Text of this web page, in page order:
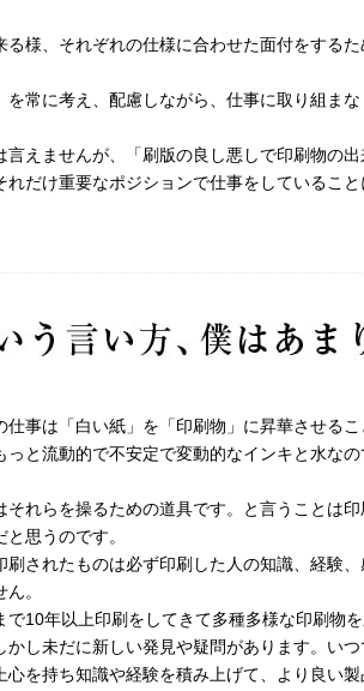
様、それぞれの仕様に合わせた面付をするた
常に考え、配慮しながら、仕事に取り組まな
えませんが、「刷版の良し悪しで印刷物の出
だけ重要なポジションで仕事をしていること
仕事は「白い紙」を「印刷物」に昇華させる
っと流動的で不安定で変動的なインキと水な
それらを操るための道具です。と言うことは
と思うのです。
刷されたものは必ず印刷した人の知識、経験
。
で10年以上印刷をしてきて多種多様な印刷物
かし未だに新しい発見や疑問があります。い
心を持ち知識や経験を積み上げて、より良い